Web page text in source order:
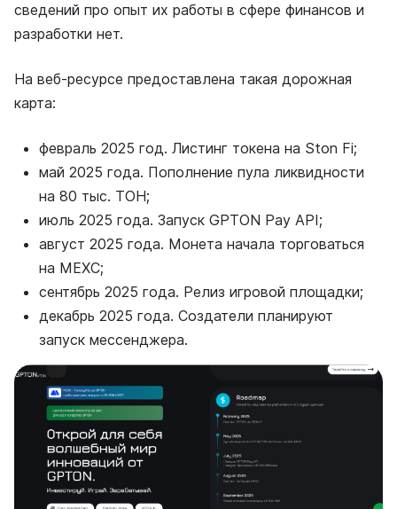
сведений про опыт их работы в сфере финансов и
разработки нет.
На веб-ресурсе предоставлена такая дорожная
карта:
февраль 2025 год. Листинг токена на Ston Fi;
май 2025 года. Пополнение пула ликвидности
на 80 тыс. ТОН;
июль 2025 года. Запуск GPTON Pay API;
август 2025 года. Монета начала торговаться
на MEXC;
сентябрь 2025 года. Релиз игровой площадки;
декабрь 2025 года. Создатели планируют
запуск мессенджера.